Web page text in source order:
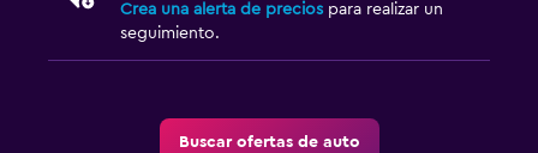
Crea una alerta de precios para realizar un
seguimiento.
Buscar ofertas de auto